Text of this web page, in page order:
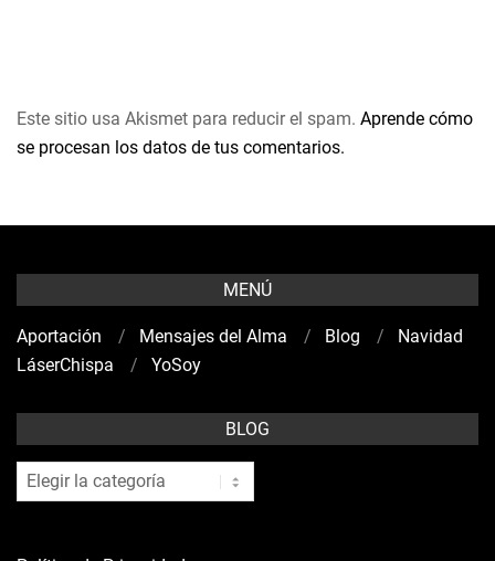
Este sitio usa Akismet para reducir el spam. Aprende cómo
se procesan los datos de tus comentarios.
MENÚ
Aportación Mensajes del Alma Blog
Navidad
LáserChispa
YoSoy
BLOG
blog